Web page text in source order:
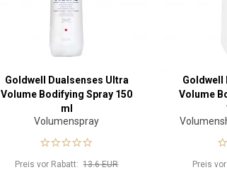
Goldwell Dualsenses Ultra
Volume Bodifying Spray 150
ml
Volumenspray
Preis vor Rabatt:13.6 EUR
Goldwell
Volume
Preis